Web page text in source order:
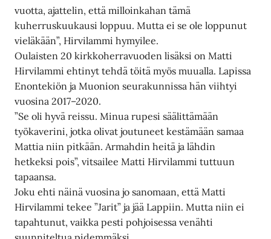
vuotta, ajattelin, että milloinkahan tämä
kuherruskuukausi loppuu. Mutta ei se ole loppunut
vieläkään”, Hirvilammi hymyilee.
Oulaisten 20 kirkkoherravuoden lisäksi on Matti
Hirvilammi ehtinyt tehdä töitä myös muualla. Lapissa
Enontekiön ja Muonion seurakunnissa hän viihtyi
vuosina 2017–2020.
”Se oli hyvä reissu. Minua rupesi säälittämään
työkaverini, jotka olivat joutuneet kestämään samaa
Mattia niin pitkään. Armahdin heitä ja lähdin
hetkeksi pois”, vitsailee Matti Hirvilammi tuttuun
tapaansa.
Joku ehti näinä vuosina jo sanomaan, että Matti
Hirvilammi tekee ”Jarit” ja jää Lappiin. Mutta niin ei
tapahtunut, vaikka pesti pohjoisessa venähti